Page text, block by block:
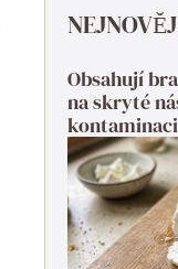
Obsahují
na skryté
kontaminaci